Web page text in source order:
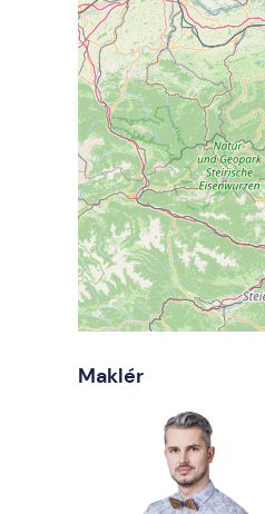
Maklér